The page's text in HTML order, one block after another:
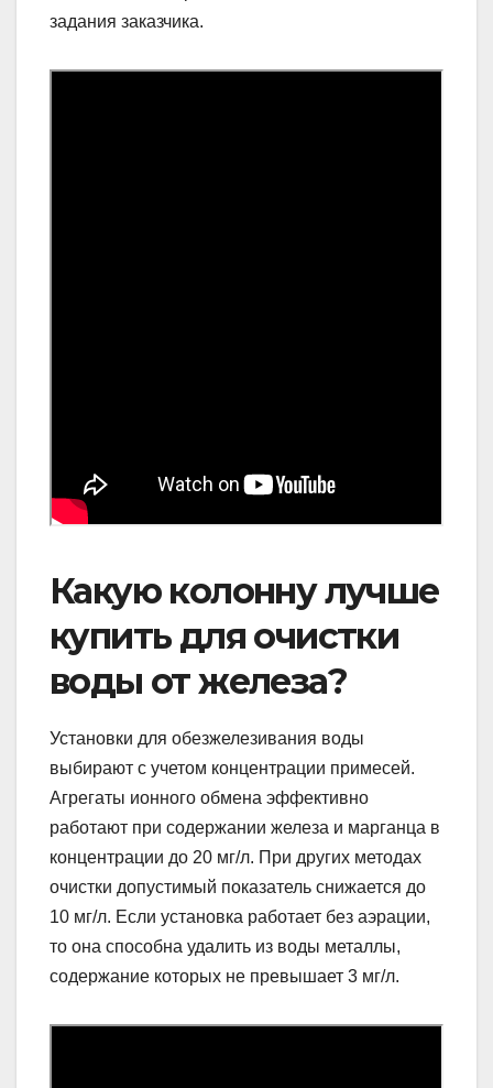
задания заказчика.
Какую колонну лучше
купить для очистки
воды от железа?
Установки для обезжелезивания воды
выбирают с учетом концентрации примесей.
Агрегаты ионного обмена эффективно
работают при содержании железа и марганца в
концентрации до 20 мг/л. При других методах
очистки допустимый показатель снижается до
10 мг/л. Если установка работает без аэрации,
то она способна удалить из воды металлы,
содержание которых не превышает 3 мг/л.